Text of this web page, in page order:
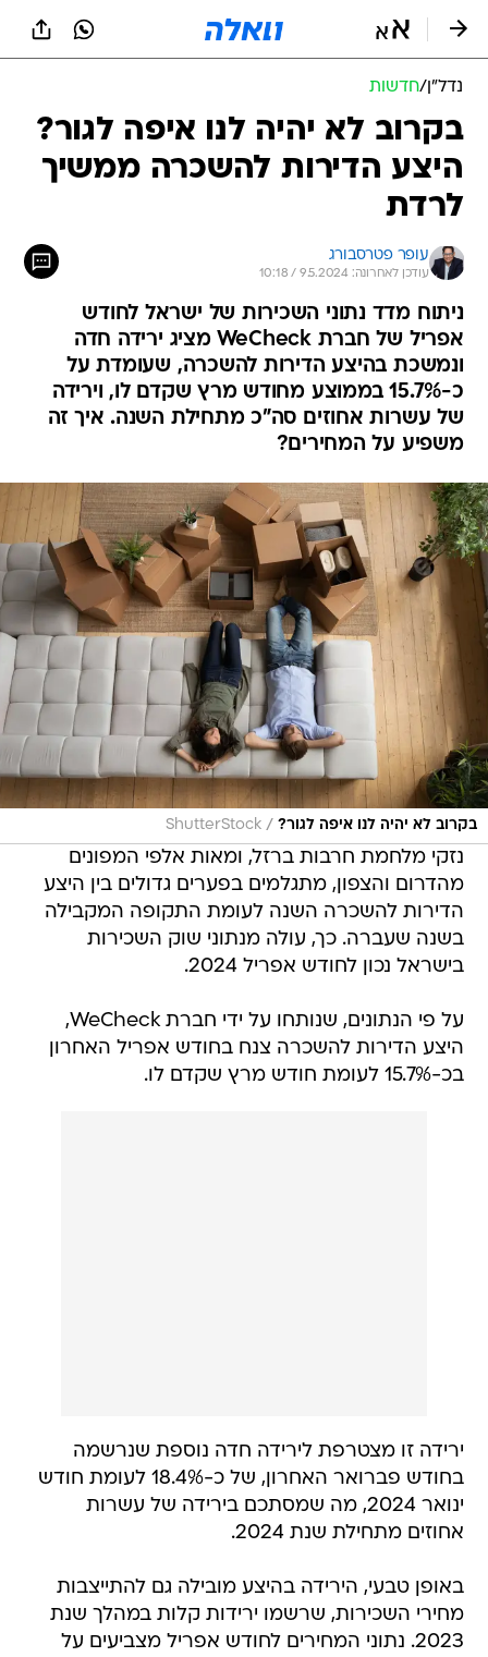
נדל״ן/חדשות
בקרוב לא יהיה לנו איפה לגור?
היצע הדירות להשכרה ממשיך
לרדת
עופר פטרסבורג
עודכן לאחרונה: 9.5.2024 / 10:18
ניתוח מדד נתוני השכירות של ישראל לחודש
אפריל של חברת WeCheck מציג ירידה חדה
ונמשכת בהיצע הדירות להשכרה, שעומדת על
כ-15.7% בממוצע מחודש מרץ שקדם לו, וירידה
של עשרות אחוזים סה"כ מתחילת השנה. איך זה
משפיע על המחירים?
בקרוב לא יהיה לנו איפה לגור? /
ShutterStock
נזקי מלחמת חרבות ברזל, ומאות אלפי המפונים
מהדרום והצפון, מתגלמים בפערים גדולים בין היצע
הדירות להשכרה השנה לעומת התקופה המקבילה
בשנה שעברה. כך, עולה מנתוני שוק השכירות
בישראל נכון לחודש אפריל 2024.
על פי הנתונים, שנותחו על ידי חברת WeCheck,
היצע הדירות להשכרה צנח בחודש אפריל האחרון
בכ-15.7% לעומת חודש מרץ שקדם לו.
ירידה זו מצטרפת לירידה חדה נוספת שנרשמה
בחודש פברואר האחרון, של כ-18.4% לעומת חודש
ינואר 2024, מה שמסתכם בירידה של עשרות
אחוזים מתחילת שנת 2024.
באופן טבעי, הירידה בהיצע מובילה גם להתייצבות
מחירי השכירות, שרשמו ירידות קלות במהלך שנת
2023. נתוני המחירים לחודש אפריל מצביעים על